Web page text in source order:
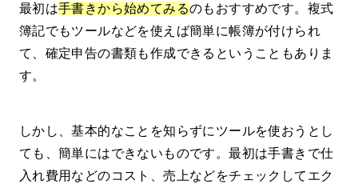
最初は手書きから始めてみるのもおすすめです。複式
簿記でもツールなどを使えば簡単に帳簿が付けられ
て、確定申告の書類も作成できるということもありま
す。
しかし、基本的なことを知らずにツールを使おうとし
ても、簡単にはできないものです。最初は手書きで仕
入れ費用などのコスト、売上などをチェックしてエク